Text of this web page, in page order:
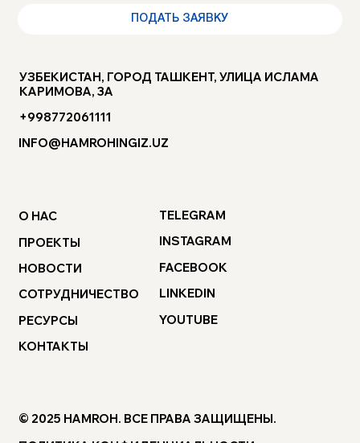
ПОДАТЬ ЗАЯВКУ
УЗБЕКИСТАН, ГОРОД ТАШКЕНТ, УЛИЦА ИСЛАМА
КАРИМОВА, 3А
+998772061111
INFO@HAMROHINGIZ.UZ
О НАС
ПРОЕКТЫ
НОВОСТИ
СОТРУДНИЧЕСТВО
РЕСУРСЫ
КОНТАКТЫ
TELEGRAM
INSTAGRAM
FACEBOOK
LINKEDIN
YOUTUBE
© 2025 HAMROH. ВСЕ ПРАВА ЗАЩИЩЕНЫ.